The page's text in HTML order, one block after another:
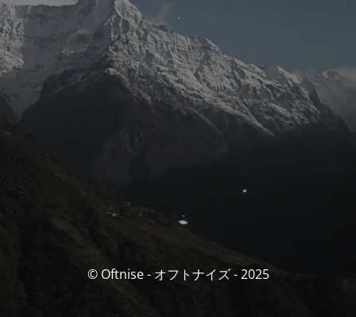
© Oftnise - オフトナイズ - 2025